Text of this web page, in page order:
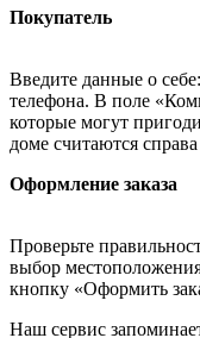
Покупатель
Введите данные о
телефона. В поле
которые могут
доме считаются
Оформление заказа
Проверьте
выбор
кнопку «Оформить
Наш сервис